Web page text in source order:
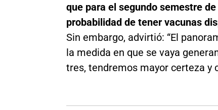
que para el segundo semestre
probabilidad de tener vacunas
Sin embargo, advirtió: “El
la medida en que se vaya
tres, tendremos mayor certeza y